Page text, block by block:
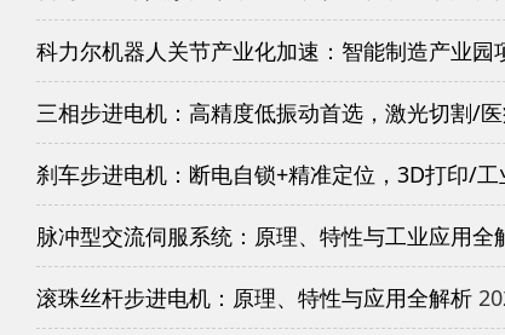
科力尔机器人关节产业化加速：智能制造产业园
三相步进电机：高精度低振动首选，激光切割/
刹车步进电机：断电自锁+精准定位，3D打印/
脉冲型交流伺服系统：原理、特性与工业应用全
滚珠丝杆步进电机：原理、特性与应用全解析